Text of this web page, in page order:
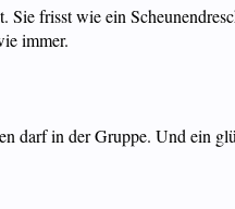
frisst wie ein
immer.
darf in der Gruppe. Und ein